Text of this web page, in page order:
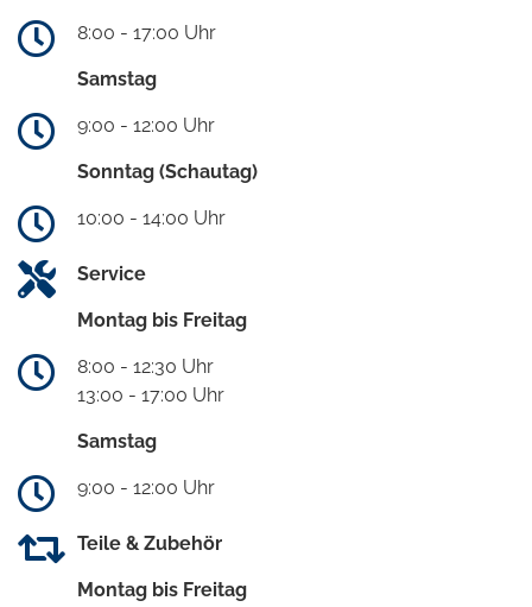
8:00 - 17:00 Uhr
Samstag
9:00 - 12:00 Uhr
Sonntag (Schautag)
10:00 - 14:00 Uhr
Service
Montag bis Freitag
8:00 - 12:30 Uhr
13:00 - 17:00 Uhr
Samstag
9:00 - 12:00 Uhr
Teile & Zubehör
Montag bis Freitag